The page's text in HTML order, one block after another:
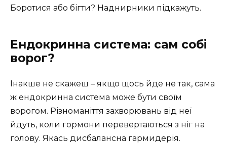
Боротися або бігти? Наднирники підкажуть.
Ендокринна система: сам собі
ворог?
Інакше не скажеш – якщо щось йде не так, сама
ж ендокринна система може бути своїм
ворогом. Різноманіття захворювань від неї
йдуть, коли гормони перевертаються з ніг на
голову. Якась дисбалансна гармидерія.